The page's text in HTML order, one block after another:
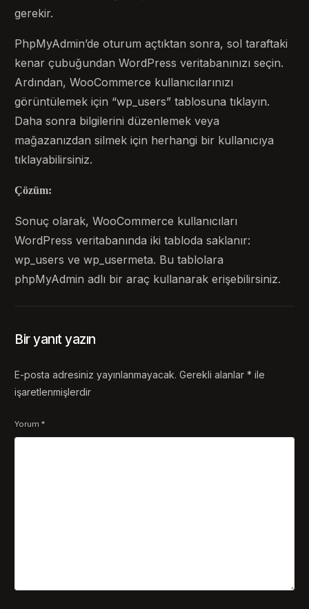
gerekir.
PhpMyAdmin’de oturum açtıktan sonra, sol taraftaki
kenar çubuğundan WordPress veritabanınızı seçin.
Ardından, WooCommerce kullanıcılarınızı
görüntülemek için “wp_users” tablosuna tıklayın.
Daha sonra bilgilerini düzenlemek veya
mağazanızdan silmek için herhangi bir kullanıcıya
tıklayabilirsiniz.
Çözüm:
Sonuç olarak, WooCommerce kullanıcıları
WordPress veritabanında iki tabloda saklanır:
wp_users ve wp_usermeta. Bu tablolara
phpMyAdmin adlı bir araç kullanarak erişebilirsiniz.
Bir yanıt yazın
E-posta adresiniz yayınlanmayacak. Gerekli alanlar* ile
işaretlenmişlerdir
Yorum*